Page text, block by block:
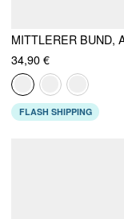
34,90 €
FLASH SHIPPING